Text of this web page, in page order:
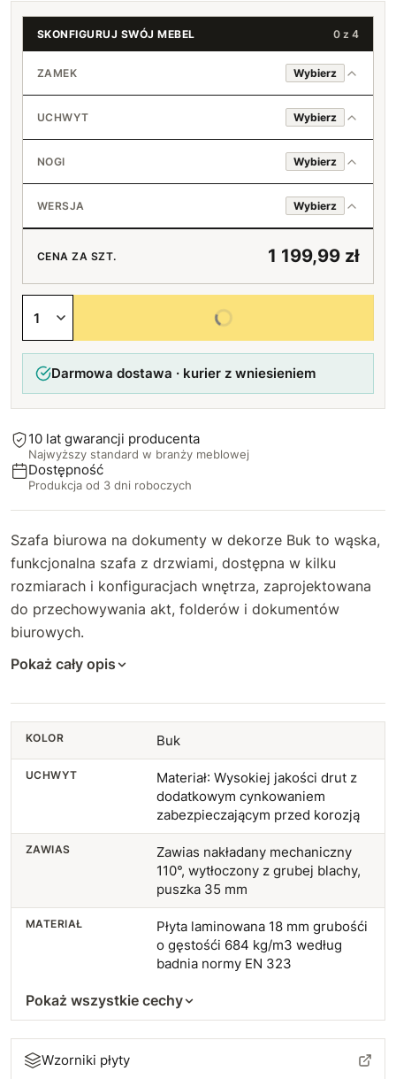
SKONFIGURUJ SWÓJ MEBEL 0 z 4
ZAMEK Wybierz
Nie
Tak +150 zł
UCHWYT Wybierz
Standard (srebrny)
Loft (czarny)
NOGI Wybierz
Standard (srebrne)
WERSJA Wybierz
Prawa
Lewa
CENA ZA SZT. 1 199,99 zł
Wybierz wszystkie opcje
Darmowa dostawa · kurier z wniesieniem
10 lat gwarancji producenta
Najwyższy standard w branży meblowej
Dostępność
Produkcja od 3 dni roboczych
Szafa biurowa na dokumenty w dekorze Buk to wąska,
funkcjonalna szafa z drzwiami, dostępna w kilku
rozmiarach i konfiguracjach wnętrza, zaprojektowana
do przechowywania akt, folderów i dokumentów
biurowych.
Pokaż cały opis
KOLOR Buk
UCHWYT
Materiał: Wysokiej jakości drut z
dodatkowym cynkowaniem
zabezpieczającym przed korozją
ZAWIAS
Zawias nakładany mechaniczny
110°, wytłoczony z grubej blachy,
puszka 35 mm
MATERIAŁ
Płyta laminowana 18 mm grubośći
o gęstośći 684 kg/m3 według
badnia normy EN 323
Pokaż wszystkie cechy
Wzorniki płyty